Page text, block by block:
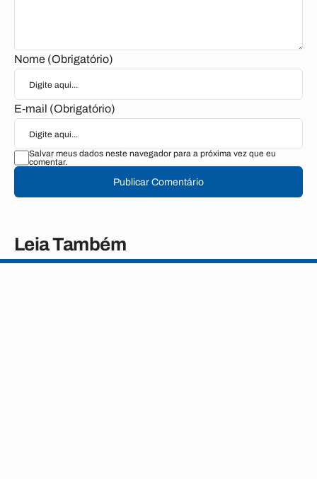
Nome (Obrigatório)
E-mail (Obrigatório)
Salvar meus dados neste navegador para a próxima vez que eu
comentar.
Publicar Comentário
Leia Também